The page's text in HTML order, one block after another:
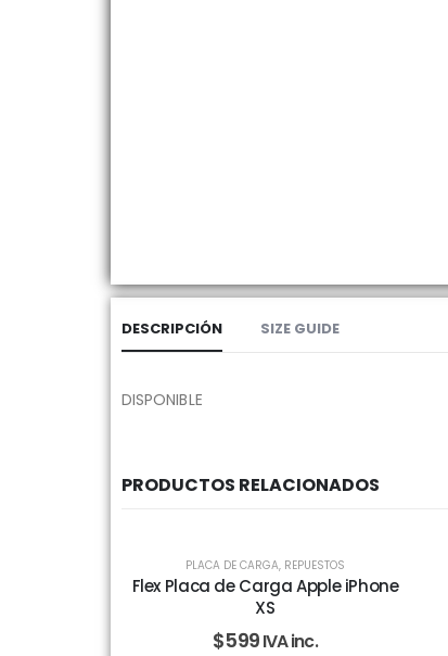
DESCRIPCIÓN SIZE GUIDE
DISPONIBLE
PRODUCTOS RELACIONADOS
PLACA DE CARGA, REPUESTOS
Flex Placa de Carga Apple iPhone
XS
$599IVA inc.